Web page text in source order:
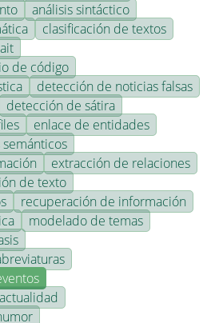
análisis sintáctico
clasificación de textos
de código
detección de noticias falsas
detección de sátira
enlace de entidades
extracción de relaciones
de texto
recuperación de información
modelado de temas